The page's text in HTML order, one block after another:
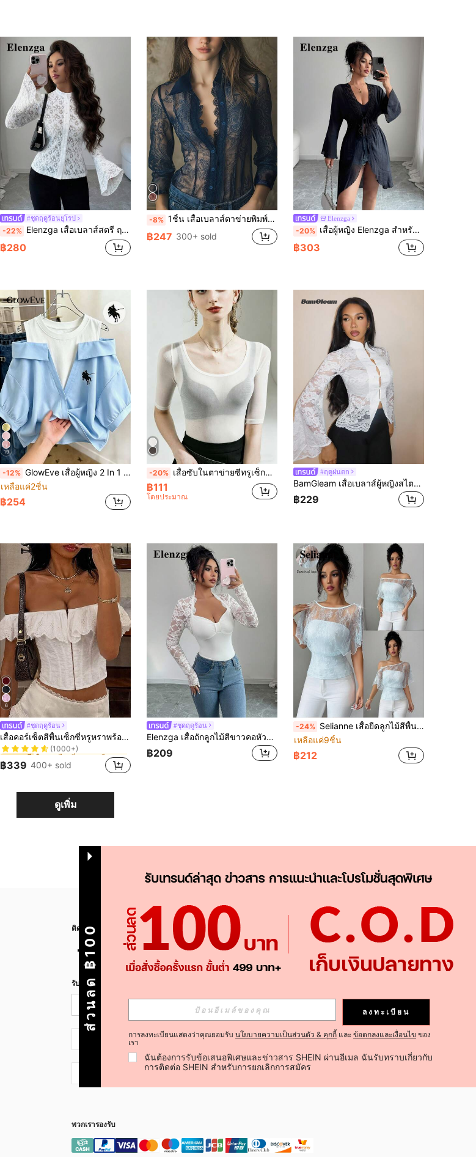
4.84 5.4K 281K
#ชุดฤดูร้อนยุโรป
-22% Elenzga เสื้อเบลาส์สตรี ฤดูใบไม้ร่วง คอลเลคชั่น ฮอลโลว์-เอาท์ ผ้ากำมะหยี่ Jacquard ลูกไม้ ตาข่าย เปิดด้านหน้า แขนยาว Raglan ชายระบาย เสื้อลำลอง สวยหรู เซ็กซี่
฿280
-8% 1ชิ้น เสื้อเบลาส์ตาข่ายพิมพ์ลายดอกไม้, เสื้อผู้หญิงฤดูร้อนพิมพ์ลายลูกไม้ปะติด. เสื้อเบลาส์พิมพ์ลายดอกไม้อันหรูหรา, เสื้อเชิ้ตฤดูร้อนปะติดแฟชั่นสำหรับผู้หญิง, เหมาะสำหรับชายหาด, โรงเรียน, ปาร์ตี้, การเดินทางในฤดูใบไม้ผลิ, ฤดูร้อน, ฤดูใบไม้ร่วง
฿247 300+ sold
Elenzga
-20% เสื้อผู้หญิง Elenzga สำหรับฤดูร้อน คอวี เอวลาย ลูกไม้ปักลายแต่งเสริม มีโบว์หน้า ปลายแขนและชายเสื้อแบบกระดิ่ง เอวโปร่งพับ สวมใส่ง่ายกับทุกโอกาส
฿303
19
-12% GlowEve เสื้อผู้หญิง 2 In 1 ปักลาย เปิดไหล่, ฤดูร้อน, วันหยุด, วันหยุด
เหลือแค่2ชิ้น
฿254
-20% เสื้อซับในตาข่ายซีทรูเซ็กซี่สำหรับผู้หญิง แขนสั้นระดับไฮเอนด์ ฤดูร้อนใหม่ สีดำ เสื้อตาข่ายซีทรูสำหรับวันหยุดพักผ่อน ลำลอง สีขาว
฿111
โดยประมาณ
#ฤดูฝนตก
BamGleam เสื้อเบลาส์ผู้หญิงสไตล์จีน กระดุมกบ ลูกไม้ เซ็กซี่ โปร่งแสง
฿229
6
#ชุดฤดูร้อน
เสื้อคอร์เซ็ตสีพื้นเซ็กซี่หรูหราพร้อมโครงและเชือกผูกด้านหลัง, เสื้อครอปทูป, เหมาะสำหรับเดทวันวาเลนไทน์, งานวันเกิด, สวมใส่ประจำวัน, วันหยุดฤดูร้อน, เทศกาลดนตรี, ฤดูแต่งงาน สีขาว, ออกไปเที่ยวกลางคืน
#2 ขายดี
(1000+)
#2 ขายดี
(1000+)
#2 ขายดี
(1000+)
#2 ขายดี
ใน ออกไปเที่ยวกลางคืน เสื้อผู้หญิง
฿339 400+ sold
#ชุดฤดูร้อน
Elenzga เสื้อถักลูกไม้สีขาวคอหัวใจแขนยาวปกติ ดีไซน์กึ่งโปร่งใส หรูหรา
฿209
-24% Selianne เสื้อยืดลูกไม้สีพื้นสุดเซ็กซี่สำหรับผู้หญิง, ดีไซน์แบบปรับเปลี่ยนได้
เหลือแค่9ชิ้น
฿212
ดูเพิ่ม
ติดตามเรา
รับข่าวสาร SHEIN
ติดตาม
พวกเรารองรับ
ส่วนลด ฿100 ลงทะเบียน
การลงทะเบียนแสดงว่าคุณยอมรับ นโยบายความเป็นส่วนตัว & คุกกี้ และ ข้อตกลงและเงื่อนไข ของ
เรา
ฉันต้องการรับข้อเสนอพิเศษและข่าวสาร SHEIN ผ่านอีเมล ฉันรับทราบเกี่ยวกับ
การติดต่อ SHEIN สำหรับการยกเลิกการสมัคร